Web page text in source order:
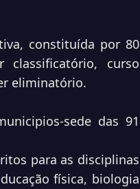
constituída por 80
classificatório, curso
eliminatório.
sede das 91
para as disciplinas
física, biologia